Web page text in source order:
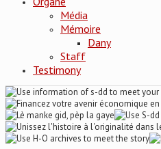
Média
Mémoire
Dany
Staff
Testimony